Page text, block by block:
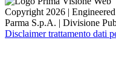
Copyright 2026 |
Parma S.p.A. | Divisione
Disclaimer trattamento dati